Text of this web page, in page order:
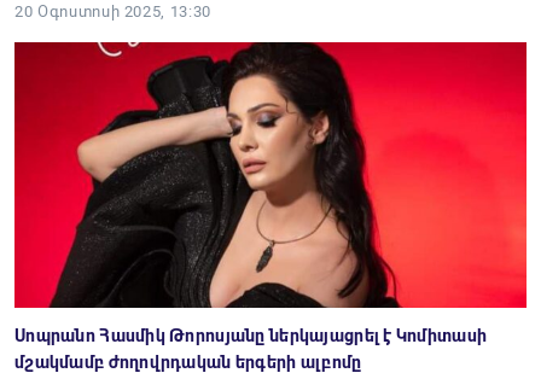
20 Օգոստոսի 2025, 13:30
Սոպրանո Հասմիկ Թորոսյանը ներկայացրել է Կոմիտասի
մշակմամբ ժողովրդական երգերի ալբոմը